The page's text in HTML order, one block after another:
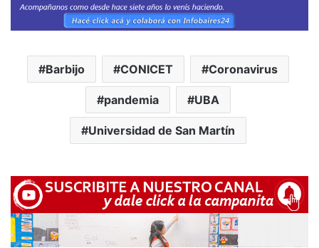
Barbijo CONICET Coronavirus
pandemia UBA
Universidad de San Martín